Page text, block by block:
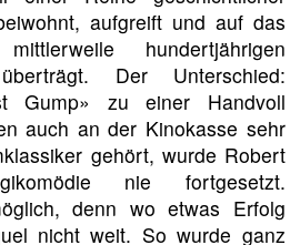
aufgreift und auf das
hundertjährigen
Der Unterschied:
Gump» zu einer Handvoll
auch an der Kinokasse sehr
gehört, wurde Robert
nie fortgesetzt.
denn wo etwas Erfolg
nicht weit. So wurde ganz